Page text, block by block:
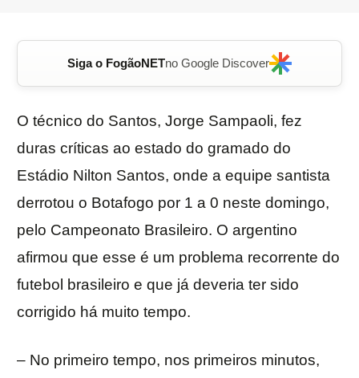
Siga o FogãoNETno Google Discover
O técnico do Santos, Jorge Sampaoli, fez
duras críticas ao estado do gramado do
Estádio Nilton Santos, onde a equipe santista
derrotou o Botafogo por 1 a 0 neste domingo,
pelo Campeonato Brasileiro. O argentino
afirmou que esse é um problema recorrente do
futebol brasileiro e que já deveria ter sido
corrigido há muito tempo.
– No primeiro tempo, nos primeiros minutos,